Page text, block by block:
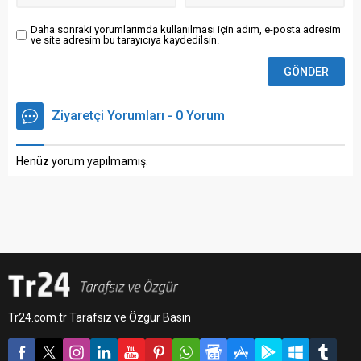
Daha sonraki yorumlarımda kullanılması için adım, e-posta adresim
ve site adresim bu tarayıcıya kaydedilsin.
Ziyaretçi Yorumları - 0 Yorum
Henüz yorum yapılmamış.
Tr24.com.tr Tarafsız ve Özgür Basın